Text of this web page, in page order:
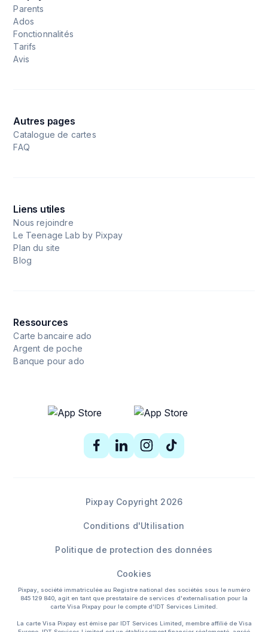
Parents
Ados
Fonctionnalités
Tarifs
Avis
Autres pages
Catalogue de cartes
FAQ
Liens utiles
Nous rejoindre
Le Teenage Lab by Pixpay
Plan du site
Blog
Ressources
Carte bancaire ado
Argent de poche
Banque pour ado
Pixpay Copyright 2026
Conditions d'Utilisation
Politique de protection des données
Cookies
Pixpay, société immatriculée au Registre national des sociétés sous le numéro
845 129 840, agit en tant que prestataire de services d'externalisation pour la
carte Visa Pixpay pour le compte d'IDT Services Limited.
La carte Visa Pixpay est émise par IDT Services Limited, membre affilié de Visa